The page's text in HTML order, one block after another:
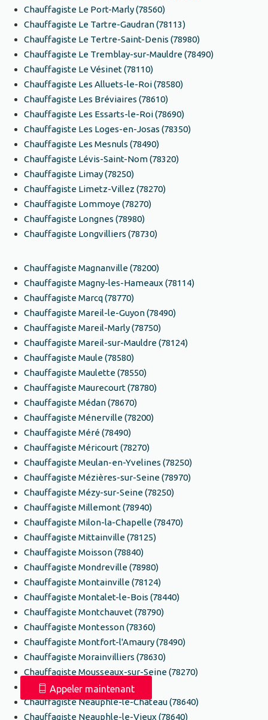
Chauffagiste Le Port-Marly (78560)
Chauffagiste Le Tartre-Gaudran (78113)
Chauffagiste Le Tertre-Saint-Denis (78980)
Chauffagiste Le Tremblay-sur-Mauldre (78490)
Chauffagiste Le Vésinet (78110)
Chauffagiste Les Alluets-le-Roi (78580)
Chauffagiste Les Bréviaires (78610)
Chauffagiste Les Essarts-le-Roi (78690)
Chauffagiste Les Loges-en-Josas (78350)
Chauffagiste Les Mesnuls (78490)
Chauffagiste Lévis-Saint-Nom (78320)
Chauffagiste Limay (78250)
Chauffagiste Limetz-Villez (78270)
Chauffagiste Lommoye (78270)
Chauffagiste Longnes (78980)
Chauffagiste Longvilliers (78730)
Chauffagiste Magnanville (78200)
Chauffagiste Magny-les-Hameaux (78114)
Chauffagiste Marcq (78770)
Chauffagiste Mareil-le-Guyon (78490)
Chauffagiste Mareil-Marly (78750)
Chauffagiste Mareil-sur-Mauldre (78124)
Chauffagiste Maule (78580)
Chauffagiste Maulette (78550)
Chauffagiste Maurecourt (78780)
Chauffagiste Médan (78670)
Chauffagiste Ménerville (78200)
Chauffagiste Méré (78490)
Chauffagiste Méricourt (78270)
Chauffagiste Meulan-en-Yvelines (78250)
Chauffagiste Mézières-sur-Seine (78970)
Chauffagiste Mézy-sur-Seine (78250)
Chauffagiste Millemont (78940)
Chauffagiste Milon-la-Chapelle (78470)
Chauffagiste Mittainville (78125)
Chauffagiste Moisson (78840)
Chauffagiste Mondreville (78980)
Chauffagiste Montainville (78124)
Chauffagiste Montalet-le-Bois (78440)
Chauffagiste Montchauvet (78790)
Chauffagiste Montesson (78360)
Chauffagiste Montfort-l'Amaury (78490)
Chauffagiste Morainvilliers (78630)
Chauffagiste Mousseaux-sur-Seine (78270)
Chauffagiste Mulcent (78790)
Chauffagiste Neauphle-le-Château (78640)
Chauffagiste Neauphle-le-Vieux (78640)
Appeler maintenant